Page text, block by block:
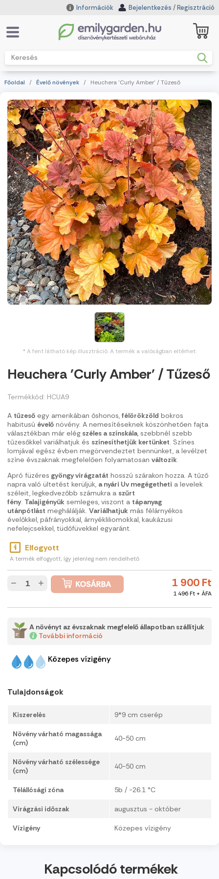
Információk Bejelentkezés /Regisztráció
Főoldal / Évelő növények / Heuchera 'Curly Amber' / Tűzeső
* A fent látható kép illusztráció. A termék a valóságban eltérhet.
Heuchera 'Curly Amber' / Tűzeső
Termékkód: HCUA9
A tűzeső egy amerikában őshonos, félörökzöld bokros
habitusú évelő növény. A nemesítéseknek köszönhetően fajta
választékban már elég széles a színskála, szebbnél szebb
tűzesőkkel variálhatjuk és színesíthetjük kertünket. Színes
lomjával egész évben megörvendeztet bennünket, a levélzet
színe évszaknak megfelelően folyamatosan változik.
Apró füzéres gyöngy virágzatát hosszú szárakon hozza. A tűző
napra való ültetést kerüljük, a nyári Uv megégetheti a levelek
széleit, legkedvezőbb számukra a szűrt
fény. Talajigényük semleges, viszont a tápanyag
utánpótlást meghálálják. Variálhatjuk más félárnyékos
évelőkkel, páfrányokkal, árnyékliliomokkal, kaukázusi
nefelejcsekkel, tüdőfüvekkel egyaránt.
Elfogyott
A termék elfogyott, így jelenleg nem rendelhető
1 900 Ft
1 496 Ft + ÁFA
− +
A növényt az évszaknak megfelelő állapotban szállítjuk
További információ
Közepes vízigény
Tulajdonságok
Kiszerelés 9*9 cm cserép
Növény várható magassága
(cm)
40-50 cm
Növény várható szélessége
(cm)
40-50 cm
Télállósági zóna 5b / -26.1 °C
Virágzási időszak augusztus - október
Vízigény Közepes vízigény
Kapcsolódó termékek